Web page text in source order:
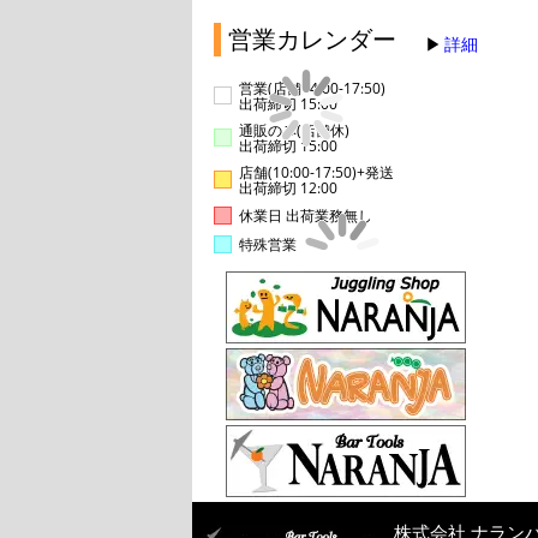
営業カレンダー 詳細
営業(店舗14:00-17:50)
出荷締切 15:00
通販のみ(店舗休)
出荷締切 15:00
店舗(10:00-17:50)+発送
出荷締切 12:00
休業日 出荷業務無し
特殊営業
株式会社 ナラン